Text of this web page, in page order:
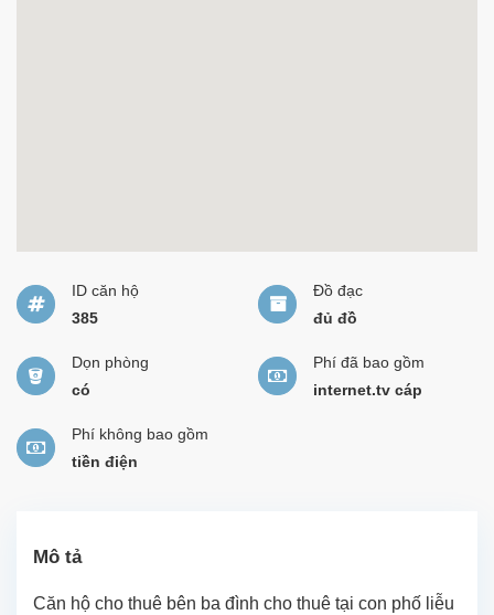
ID căn hộ
385
Đồ đạc
đủ đồ
Dọn phòng
có
Phí đã bao gồm
internet.tv cáp
Phí không bao gồm
tiền điện
Mô tả
Căn hộ cho thuê bên ba đình cho thuê tại con phố liễu